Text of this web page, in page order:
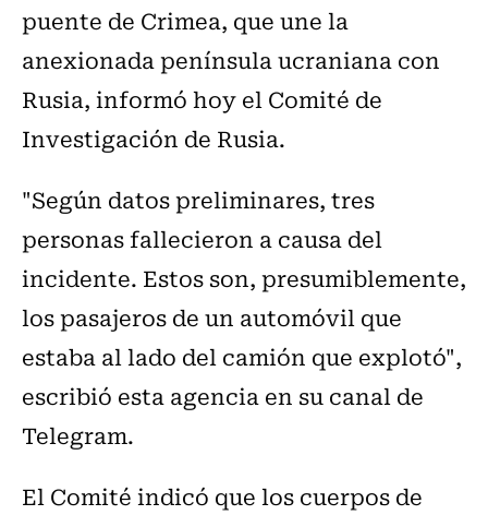
puente de Crimea, que une la
anexionada península ucraniana con
Rusia, informó hoy el Comité de
Investigación de Rusia.
"Según datos preliminares, tres
personas fallecieron a causa del
incidente. Estos son, presumiblemente,
los pasajeros de un automóvil que
estaba al lado del camión que explotó",
escribió esta agencia en su canal de
Telegram.
El Comité indicó que los cuerpos de